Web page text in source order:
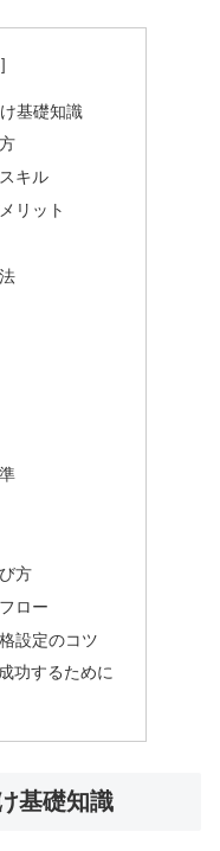
基礎知識
キル
リット
方
ロー
設定のコツ
功するために
基礎知識